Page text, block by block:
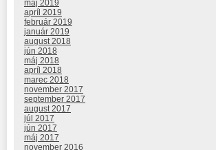
máj 2019
apríl 2019
február 2019
január 2019
august 2018
jún 2018
máj 2018
apríl 2018
marec 2018
november 2017
september 2017
august 2017
júl 2017
jún 2017
máj 2017
november 2016